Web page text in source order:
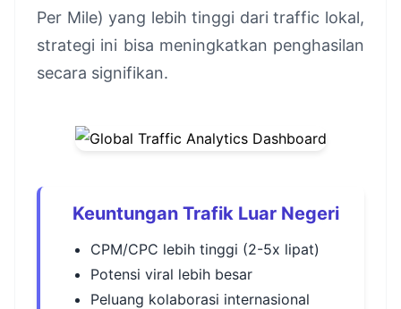
Per Mile) yang lebih tinggi dari traffic lokal,
strategi ini bisa meningkatkan penghasilan
secara signifikan.
Keuntungan Trafik Luar Negeri
CPM/CPC lebih tinggi (2-5x lipat)
Potensi viral lebih besar
Peluang kolaborasi internasional